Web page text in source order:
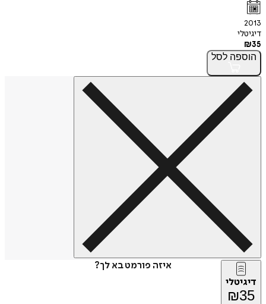
2013
דיגיטלי
₪35
הוספה לסל
איזה פורמט בא לך?
דיגיטלי
₪35